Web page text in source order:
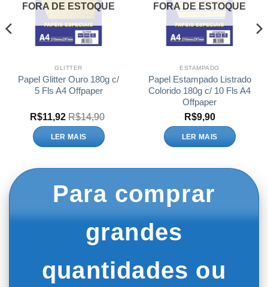
FORA DE ESTOQUE
GLITTER
Papel Glitter Ouro 180g c/
5 Fls A4 Offpaper
R$11,92 R$14,90
LER MAIS
FORA DE ESTOQUE
ESTAMPADO
Papel Estampado Listrado
Colorido 180g c/ 10 Fls A4
Offpaper
R$9,90
LER MAIS
Para comprar
grandes
quantidades ou